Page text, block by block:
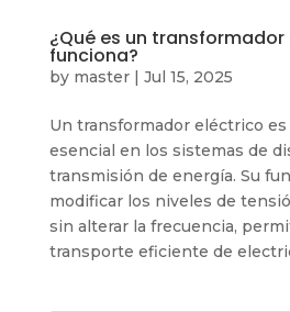
¿Qué es un
funciona?
by master| Jul 15, 2025
Un transformador eléctrico
esencial en los sistemas de
transmisión de energía. Su
modificar los niveles de
sin alterar la frecuencia,
transporte eficiente de